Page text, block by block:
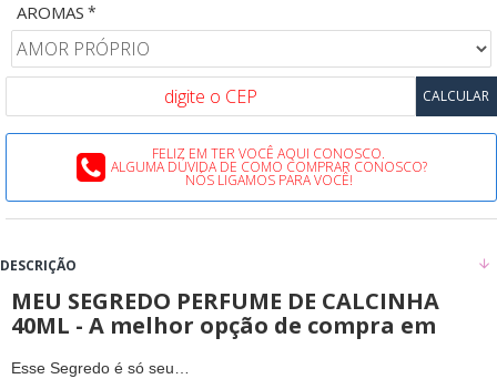
AROMAS
FELIZ EM TER VOCÊ AQUI CONOSCO.
ALGUMA DÚVIDA DE COMO COMPRAR CONOSCO?
NÓS LIGAMOS PARA VOCÊ!
DESCRIÇÃO
MEU SEGREDO PERFUME DE CALCINHA
40ML - A melhor opção de compra em
Esse Segredo é só seu…